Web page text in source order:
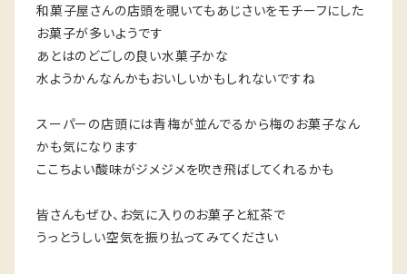
和菓子屋さんの店頭を覗いてもあじさいをモチーフにした
お菓子が多いようです
あとはのどごしの良い水菓子かな
水ようかんなんかもおいしいかもしれないですね
スーパーの店頭には青梅が並んでるから梅のお菓子なん
かも気になります
ここちよい酸味がジメジメを吹き飛ばしてくれるかも
皆さんもぜひ、お気に入りのお菓子と紅茶で
うっとうしい空気を振り払ってみてください